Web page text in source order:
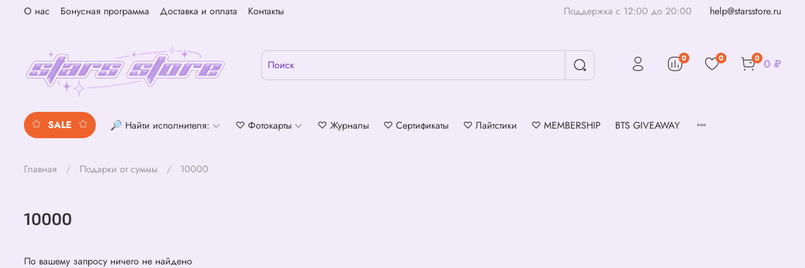
О нас Бонусная программа Доставка и оплата Контакты Поддержка с 12:00 до 20:00 help@starsstore.ru
0 0 0 0 ₽
SALE 🔎 Найти исполнителя: ♡ Фотокарты ♡ Журналы ♡ Сертификаты ♡ Лайтстики ♡ MEMBERSHIP BTS GIVEAWAY
Главная Подарки от суммы 10000
10000
По вашему запросу ничего не найдено